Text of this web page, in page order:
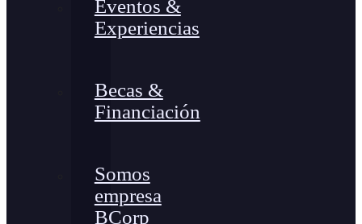
Eventos &
Experiencias
Becas &
Financiación
Somos
empresa
BCorp